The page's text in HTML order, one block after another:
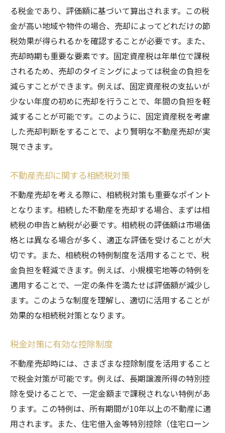
る税金であり、評価額に基づいて算出されます。この税
金が高い地域や物件の場合、売却によってどれだけの節
税効果が得られるかを確認することが必要です。また、
売却時期も重要な要素です。固定資産税は年単位で課税
されるため、売却のタイミングによっては税金の負担を
減らすことができます。例えば、固定資産税の支払いが
少ない年度の初めに売却を行うことで、年間の負担を軽
減することが可能です。このように、固定資産税を考慮
した売却判断をすることで、より賢明な不動産売却が実
現できます。
不動産売却に関する相続税対策
不動産売却を考える際に、相続税対策も重要なポイント
となります。相続した不動産を売却する場合、まずは相
続税の申告と納税が必要です。相続税の評価額は市場価
格とは異なる場合が多く、適正な評価を受けることが大
切です。また、相続税の特例制度を活用することで、税
金負担を軽減できます。例えば、小規模宅地等の特例を
適用することで、一定の条件を満たせば評価額が減少し
ます。このような制度を理解し、適切に活用することが
効果的な相続税対策となります。
税金対策に有効な控除制度
不動産売却時には、さまざまな控除制度を活用すること
で税金対策が可能です。例えば、長期譲渡所得の特別控
除を受けることで、一定金額まで課税されない特例があ
ります。この特例は、所有期間が10年以上の不動産に適
用されます。また、住宅借入金等特別控除（住宅ローン